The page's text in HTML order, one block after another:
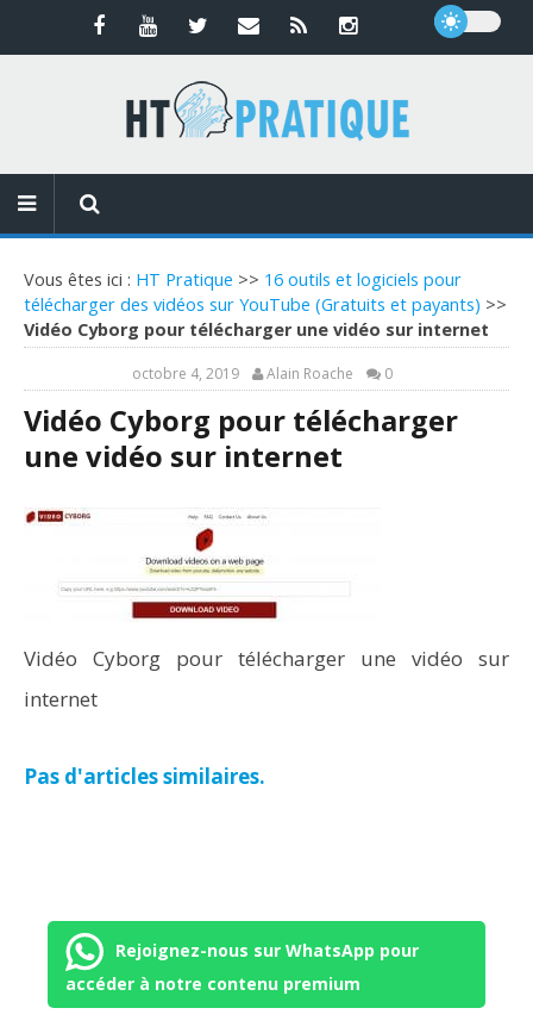
Vous êtes ici : HT Pratique >> 16 outils et logiciels pour
télécharger des vidéos sur YouTube (Gratuits et payants) >>
Vidéo Cyborg pour télécharger une vidéo sur internet
octobre 4, 2019 Alain Roache 0
Vidéo Cyborg pour télécharger
une vidéo sur internet
Vidéo Cyborg pour télécharger une vidéo sur
internet
Pas d'articles similaires.
Rejoignez-nous sur WhatsApp pour
accéder à notre contenu premium